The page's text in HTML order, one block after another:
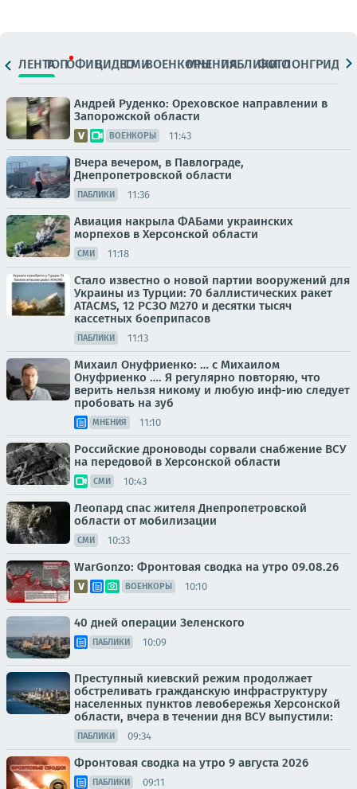
ЛЕНТАТОПОФИЦ.ВИДЕОСМИВОЕНКОРЫМНЕНИЯПАБЛИКИ
ФОТОЛОНГРИДЫ
Андрей Руденко: Ореховское направлении в
Запорожской области
ВОЕНКОРЫ 11:43
Вчера вечером, в Павлограде,
Днепропетровской области
ПАБЛИКИ 11:36
Авиация накрыла ФАБами украинских
морпехов в Херсонской области
СМИ 11:18
Стало известно о новой партии вооружений для
Украины из Турции: 70 баллистических ракет
ATACMS, 12 РСЗО M270 и десятки тысяч
кассетных боеприпасов
ПАБЛИКИ 11:13
Михаил Онуфриенко: … с Михаилом
Онуфриенко …. Я регулярно повторяю, что
верить нельзя никому и любую инф-ию следует
пробовать на зуб
МНЕНИЯ 11:10
Российские дроноводы сорвали снабжение ВСУ
на передовой в Херсонской области
СМИ 10:43
Леопард спас жителя Днепропетровской
области от мобилизации
СМИ 10:33
WarGonzo: Фронтовая сводка на утро 09.08.26
ВОЕНКОРЫ 10:10
40 дней операции Зеленского
ПАБЛИКИ 10:09
Преступный киевский режим продолжает
обстреливать гражданскую инфраструктуру
населенных пунктов левобережья Херсонской
области, вчера в течении дня ВСУ выпустили:
ПАБЛИКИ 09:34
Фронтовая сводка на утро 9 августа 2026
ПАБЛИКИ 09:11